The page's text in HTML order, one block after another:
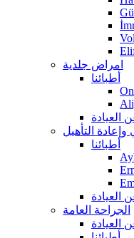
امراض جلدية
أطبائنا
العيادة
وإعادة التأهيل
أطبائنا
العيادة
الجراحة العامة
العيادة